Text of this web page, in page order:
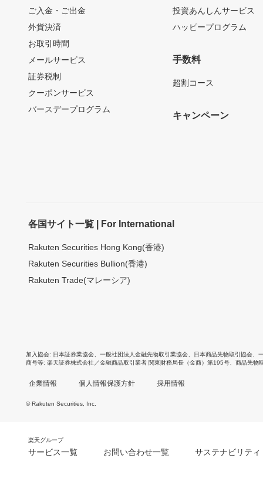
ご入金・ご出金
外貨決済
お取引時間
メールサービス
証券税制
クーポンサービス
バースデープログラム
投資あんしんサービス
ハッピープログラム
手数料
超割コース
キャンペーン
各国サイト一覧 | For International
Rakuten Securities Hong Kong(香港)
Rakuten Securities Bullion(香港)
Rakuten Trade(マレーシア)
加入協会 日本証券業協会 一般社団法人金融先物取引業協会 日本商品先物取引協会
商号等 楽天証券株式会社／金融商品取引業者 関東財務局長（金商）第195号、商品先物
企業情報 個人情報保護方針 採用情報
© Rakuten Securities, Inc.
楽天グループ
サービス一覧 お問い合わせ一覧 サステナビリティ